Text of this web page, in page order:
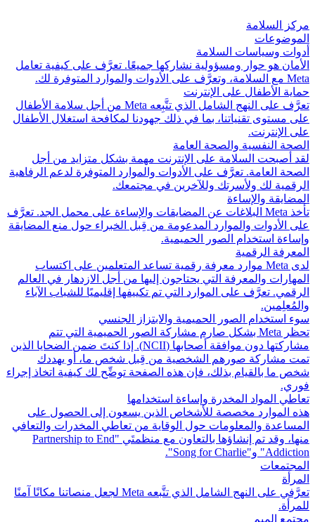
مركز السلامة
الموضوعات
أدوات وسياسات السلامة
الأمان هو حوار ومسؤولية نشاركها جميعًا. تعرَّف على كيفية تعامل
Meta مع السلامة، وتعرَّف على الأدوات والموارد المتوفرة لك.
حماية الأطفال على الإنترنت
تعرَّف على النهج الشامل الذي تتَّبِعه Meta من أجل سلامة الأطفال
على مستوى تقنياتنا، بما في ذلك جهودنا لمكافحة استغلال الأطفال
على الإنترنت.
الصحة النفسية والصحة العامة
لقد أصبحت السلامة على الإنترنت مهمة بشكل متزايد من أجل
الصحة العامة. تعرَّف على الأدوات والموارد المتوفرة لدعم الرفاهية
الرقمية لك ولأسرتك وللآخرين في مجتمعك.
المضايقة والإساءة
تأخذ Meta البلاغات عن المضايقات والإساءة على محمل الجد. تعرَّف
على الأدوات والموارد المدعومة من قِبل الخبراء حول منع المضايقة
وإساءة استخدام الصور الحميمية.
المعرفة الرقمية
لدى Meta موارد معرفة رقمية تساعد المتعلمين على اكتساب
المهارات والمعرفة التي يحتاجون إليها من أجل الازدهار في العالم
الرقمي. تعرَّف على الموارد التي تم تكييفها إقليميًا للشباب الآباء
والمُعلِمين.
سوء استخدام الصور الحميمية والابتزاز الجنسي
تحظر Meta بشكل صارم مشاركة الصور الحميمية التي تتم
مشاركتها دون موافقة أصحابها (NCII). إذا كنتَ ضمن الضحايا الذين
تمت مشاركة صورهم الشخصية من قِبل شخص ما، أو يهددك
شخص ما بالقيام بذلك، فإن هذه الصفحة توضِّح لك كيفية اتخاذ إجراء
فوري.
تعاطي المواد المخدرة وإساءة استخدامها
هذه الموارد مخصصة للأشخاص الذين يسعون إلى الحصول على
المساعدة والمعلومات حول الوقاية من تعاطي المخدرات والتعافي
منها، وقد تم إنشاؤها بالتعاون مع منظمتَي "Partnership to End
Addiction" و"Song for Charlie".
المجتمعات
المرأة
تعرَّفي على النهج الشامل الذي تتَّبعه Meta لجعل منصاتنا مكانًا آمنًا
للمرأة.
مجتمع الميم